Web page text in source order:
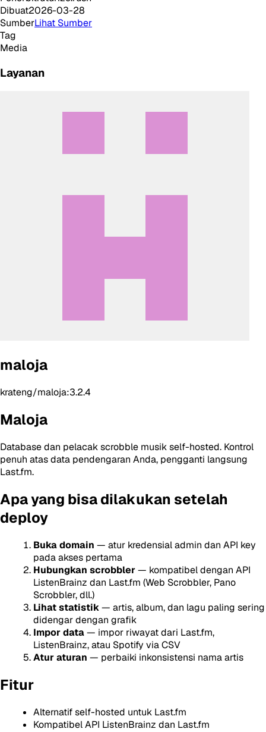
Dibuat2026-03-28
SumberLihat Sumber
Tag
Media
Layanan
maloja
krateng/maloja:3.2.4
Maloja
Database dan pelacak scrobble musik self-hosted. Kontrol
penuh atas data pendengaran Anda, pengganti langsung
Last.fm.
Apa yang bisa dilakukan setelah
deploy
Buka domain — atur kredensial admin dan API key
pada akses pertama
Hubungkan scrobbler— kompatibel dengan API
ListenBrainz dan Last.fm (Web Scrobbler, Pano
Scrobbler, dll.)
Lihat statistik— artis, album, dan lagu paling sering
didengar dengan grafik
Impor data— impor riwayat dari Last.fm,
ListenBrainz, atau Spotify via CSV
Atur aturan — perbaiki inkonsistensi nama artis
Fitur
Alternatif self-hosted untuk Last.fm
Kompatibel API ListenBrainz dan Last.fm